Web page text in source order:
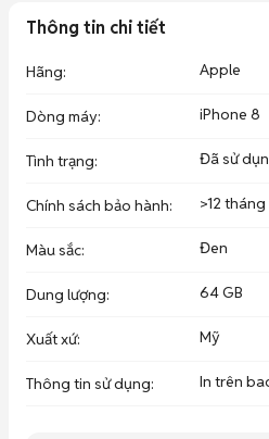
======================
📍📍D/c : 30 NGUYỄN BÁ PHÁT -
PHÚ NÔNG
đến 😉
Thông tin chi tiết
Hãng: Apple
Dòng máy: iPhone 8
Tình trạng: Đã sử
Chính sách bảo hành: >12 tháng
Màu sắc: Đen
Dung lượng: 64 GB
Xuất xứ: Mỹ
Thông tin sử dụng: In trên